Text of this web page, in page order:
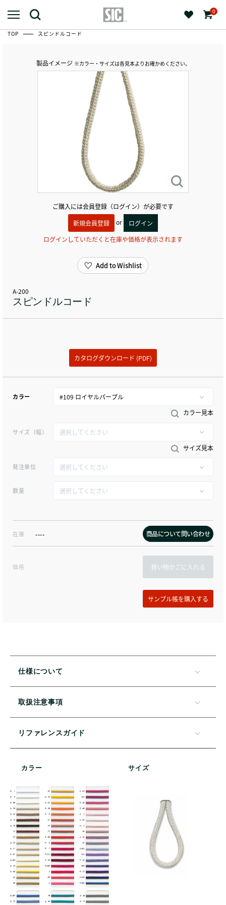
0
TOP スピンドルコード
製品イメージ ※カラー・サイズは各見本よりお確かめください。
ご購入には会員登録（ログイン）が必要です
新規会員登録
or
ログイン
ログインしていただくと在庫や価格が表示されます
A-200
スピンドルコード
カタログダウンロード (PDF)
カラー
カラー見本
サイズ（幅）
サイズ見本
発注単位
数量
在庫 ---- 商品について問い合わせ
価格 買い物かごに入れる
Add to Wishlist
仕様について
取扱注意事項
リファレンスガイド
カラー サイズ